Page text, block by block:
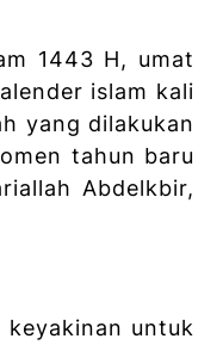
1443 H, umat
islam kali
yang dilakukan
tahun baru
Abdelkbir,
keyakinan untuk